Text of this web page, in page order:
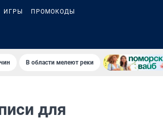
ИГРЫ ПРОМОКОДЫ
В области мелеют реки
для